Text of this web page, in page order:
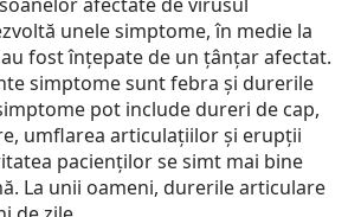
unele simptome, în medie la
fost înțepate de un țânțar afectat.
simptome sunt febra și durerile
pot include dureri de cap,
umflarea articulațiilor și erupții
pacienților se simt mai bine
La unii oameni, durerile articulare